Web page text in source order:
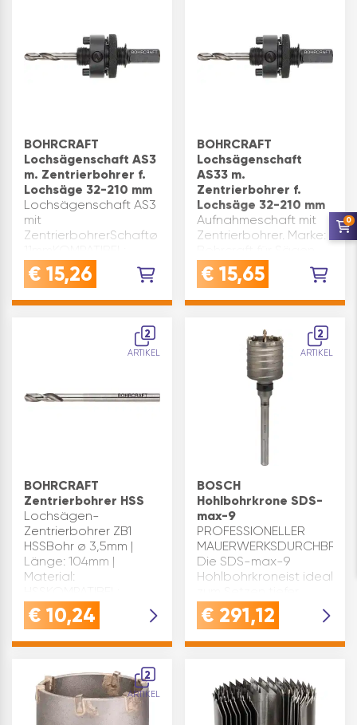
BOHRCRAFT
Lochsägenschaft AS3
m. Zentrierbohrer f.
Lochsäge 32-210 mm
Lochsägenschaft AS3
mit
ZentrierbohrerSchaftø
passend zu Bohrcraft
Lochsäge Type 1900
€ 15,26
BOHRCRAFT
Lochsägenschaft
AS33 m.
Zentrierbohrer f.
Lochsäge 32-210 mm
Aufnahmeschaft mit
Zentrierbohrer. Marke:
ø(mm): 32- 210 Type:
AS 33 Code 1910
Inhaltsangabe (ST): 1
€ 15,65
2
ARTIKEL
BOHRCRAFT
Zentrierbohrer HSS
Lochsägen-
Zentrierbohrer ZB1
HSSBohr ø 3,5mm |
Länge: 104mm |
Material:
passend zu Bohrcraft
Lochsägenschaft AS1
€ 10,24
2
ARTIKEL
BOSCH
Hohlbohrkrone SDS-
max-9
PROFESSIONELLER
Die SDS-max-9
Hohlbohrkroneist ideal
Löcher in Beton und
Mauerwerk für
Robuste
Hartmetall s…
€ 291,12
2
ARTIKEL
0